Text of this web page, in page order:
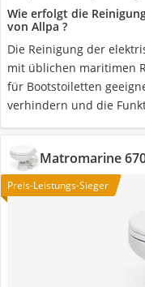
Wie erfolgt die
von Allpa ?
Die Reinigung der
mit üblichen maritimen
für Bootstoiletten
verhindern und die
Matromarine
Preis-Leistungs-Sieger